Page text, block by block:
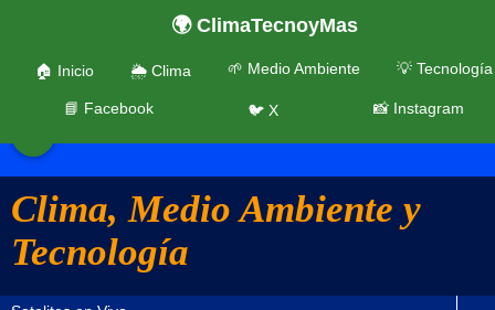
Clima, Medio Ambiente y
Tecnología
🌍 ClimaTecnoyMas
🏠 Inicio 🌦️ Clima 🌱 Medio Ambiente 💡 Tecnología
📘 Facebook 🐦 X 📸 Instagram